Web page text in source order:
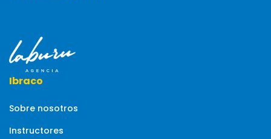
Ibraco
Sobre nosotros
Instructores